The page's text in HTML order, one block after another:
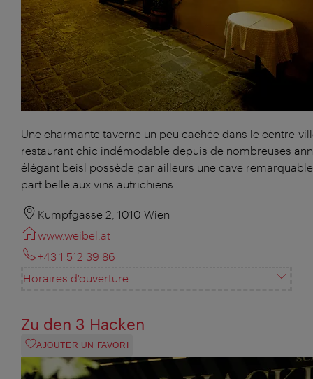
Une charmante taverne un peu cachée dans le centre-
restaurant chic indémodable depuis de nombreuses
élégant beisl possède par ailleurs une cave
part belle aux vins autrichiens.
Kumpfgasse 2, 1010 Wien
www.weibel.at
+43 1 512 39 86
Horaires d'ouverture
Zu den 3 Hacken
AJOUTER UN FAVORI